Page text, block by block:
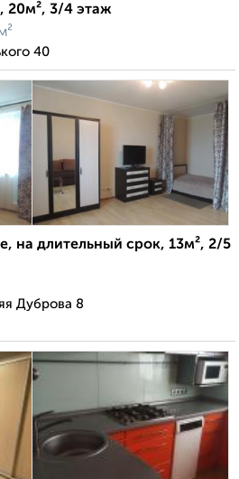
20м², 3/4 этаж
40
на длительный срок, 13м², 2/5
Дуброва 8